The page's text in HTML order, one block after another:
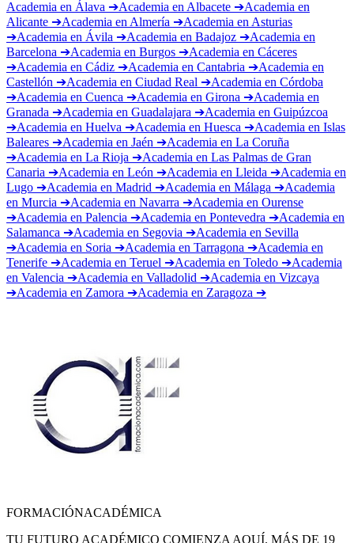
Alicante➔Academia enAlmería ➔Academia enAsturias
➔Academia enÁvila ➔Academia enBadajoz ➔Academia en
Barcelona➔ Academia enBurgos➔Academia enCáceres
➔Academia enCádiz➔Academia enCantabria➔Academia en
Castellón➔Academia enCiudad Real➔Academia enCórdoba
➔Academia enCuenca➔Academia enGirona➔Academia en
Granada➔Academia enGuadalajara➔ Academia enGuipúzcoa
➔Academia enHuelva➔Academia enHuesca➔Academia enIslas
Baleares➔Academia enJaén➔Academia enLa Coruña
➔Academia enLa Rioja ➔Academia enLas Palmas de Gran
Canaria➔Academia enLeón➔Academia enLleida➔Academia en
Lugo➔ Academia enMadrid➔Academia en Málaga ➔Academia
enMurcia➔Academia enNavarra➔Academia enOurense
➔Academia enPalencia➔Academia enPontevedra➔Academia en
Salamanca➔Academia enSegovia➔Academia enSevilla
➔Academia enSoria➔ Academia enTarragona➔Academia en
Tenerife➔Academia enTeruel➔Academia enToledo➔Academia
enValencia➔Academia enValladolid➔Academia en Vizcaya
➔Academia enZamora➔Academia enZaragoza➔
AÑOS INNOVANDO EN EL MARKETING EDUCATIVO.